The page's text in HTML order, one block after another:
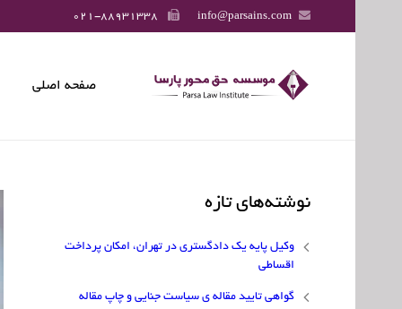
info@parsains.com
صفحه اصلی
نوشته‌های تازه
وکیل پایه یک دادگستری در تهران، امکان پرداخت
اقساطی
گواهی تایید مقاله ی سیاست جنایی و چاپ مقاله